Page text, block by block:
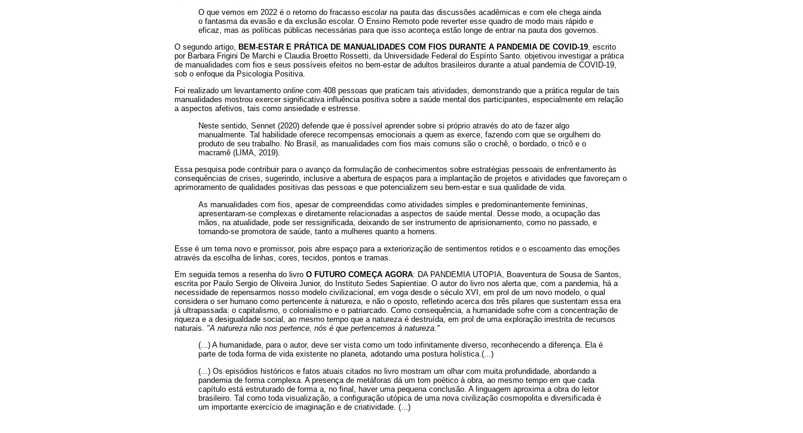
O que vemos em 2022 é o retorno do fracasso escolar na pauta das discussões acadêmicas e com ele chega ainda
o fantasma da evasão e da exclusão escolar. O Ensino Remoto pode reverter esse quadro de modo mais rápido e
eficaz, mas as políticas públicas necessárias para que isso aconteça estão longe de entrar na pauta dos governos.
O segundo artigo, BEM-ESTAR E PRÁTICA DE MANUALIDADES COM FIOS DURANTE A PANDEMIA DE COVID-19, escrito
por Barbara Frigini De Marchi e Claudia Broetto Rossetti, da Universidade Federal do Espírito Santo. objetivou investigar a prática
de manualidades com fios e seus possíveis efeitos no bem-estar de adultos brasileiros durante a atual pandemia de COVID-19,
sob o enfoque da Psicologia Positiva.
Foi realizado um levantamento online com 408 pessoas que praticam tais atividades, demonstrando que a prática regular de tais
manualidades mostrou exercer significativa influência positiva sobre a saúde mental dos participantes, especialmente em relação
a aspectos afetivos, tais como ansiedade e estresse.
Neste sentido, Sennet (2020) defende que é possível aprender sobre si próprio através do ato de fazer algo
manualmente. Tal habilidade oferece recompensas emocionais a quem as exerce, fazendo com que se orgulhem do
produto de seu trabalho. No Brasil, as manualidades com fios mais comuns são o crochê, o bordado, o tricô e o
macramê (LIMA, 2019).
Essa pesquisa pode contribuir para o avanço da formulação de conhecimentos sobre estratégias pessoais de enfrentamento às
consequências de crises, sugerindo, inclusive a abertura de espaços para a implantação de projetos e atividades que favoreçam o
aprimoramento de qualidades positivas das pessoas e que potencializem seu bem-estar e sua qualidade de vida.
As manualidades com fios, apesar de compreendidas como atividades simples e predominantemente femininas,
apresentaram-se complexas e diretamente relacionadas a aspectos de saúde mental. Desse modo, a ocupação das
mãos, na atualidade, pode ser ressignificada, deixando de ser instrumento de aprisionamento, como no passado, e
tornando-se promotora de saúde, tanto a mulheres quanto a homens.
Esse é um tema novo e promissor, pois abre espaço para a exteriorização de sentimentos retidos e o escoamento das emoções
através da escolha de linhas, cores, tecidos, pontos e tramas.
Em seguida temos a resenha do livro O FUTURO COMEÇA AGORA: DA PANDEMIA UTOPIA, Boaventura de Sousa de Santos,
escrita por Paulo Sergio de Oliveira Junior, do Instituto Sedes Sapientiae. O autor do livro nos alerta que, com a pandemia, há a
necessidade de repensarmos nosso modelo civilizacional, em voga desde o século XVI, em prol de um novo modelo, o qual
considera o ser humano como pertencente à natureza, e não o oposto, refletindo acerca dos três pilares que sustentam essa era
já ultrapassada: o capitalismo, o colonialismo e o patriarcado. Como consequência, a humanidade sofre com a concentração de
riqueza e a desigualdade social, ao mesmo tempo que a natureza é destruída, em prol de uma exploração irrestrita de recursos
naturais. "A natureza não nos pertence, nós é que pertencemos à natureza."
(...) A humanidade, para o autor, deve ser vista como um todo infinitamente diverso, reconhecendo a diferença. Ela é
parte de toda forma de vida existente no planeta, adotando uma postura holística.(...)
(...) Os episódios históricos e fatos atuais citados no livro mostram um olhar com muita profundidade, abordando a
pandemia de forma complexa. A presença de metáforas dá um tom poético à obra, ao mesmo tempo em que cada
capítulo está estruturado de forma a, no final, haver uma pequena conclusão. A linguagem aproxima a obra do leitor
brasileiro. Tal como toda visualização, a configuração utópica de uma nova civilização cosmopolita e diversificada é
um importante exercício de imaginação e de criatividade. (...)